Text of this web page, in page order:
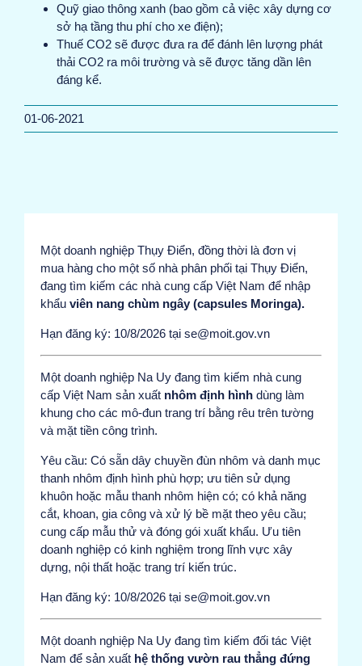
Quỹ giao thông xanh (bao gồm cả việc xây dựng cơ
sở hạ tầng thu phí cho xe điện);
Thuế CO2 sẽ được đưa ra để đánh lên lượng phát
thải CO2 ra môi trường và sẽ được tăng dần lên
đáng kể.
01-06-2021
Một doanh nghiệp Thụy Điển, đồng thời là đơn vị
mua hàng cho một số nhà phân phối tại Thụy Điển,
đang tìm kiếm các nhà cung cấp Việt Nam để nhập
khẩu viên nang chùm ngây (capsules Moringa).
Hạn đăng ký: 10/8/2026 tại se@moit.gov.vn
Một doanh nghiệp Na Uy đang tìm kiếm nhà cung
cấp Việt Nam sản xuất nhôm định hình dùng làm
khung cho các mô-đun trang trí bằng rêu trên tường
và mặt tiền công trình.
Yêu cầu: Có sẵn dây chuyền đùn nhôm và danh mục
thanh nhôm định hình phù hợp; ưu tiên sử dụng
khuôn hoặc mẫu thanh nhôm hiện có; có khả năng
cắt, khoan, gia công và xử lý bề mặt theo yêu cầu;
cung cấp mẫu thử và đóng gói xuất khẩu. Ưu tiên
doanh nghiệp có kinh nghiệm trong lĩnh vực xây
dựng, nội thất hoặc trang trí kiến trúc.
Hạn đăng ký: 10/8/2026 tại se@moit.gov.vn
Một doanh nghiệp Na Uy đang tìm kiếm đối tác Việt
Nam để sản xuất hệ thống vườn rau thẳng đứng